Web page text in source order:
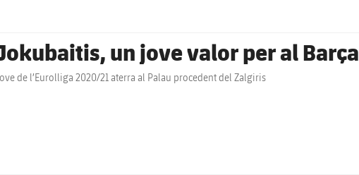
un jove valor per al Barça
de l’Eurolliga 2020/21 aterra al Palau procedent del Zalgiris